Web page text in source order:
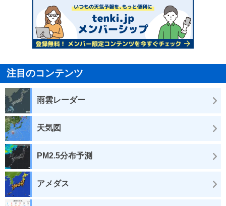
注目のコンテンツ
雨雲レーダー
天気図
PM2.5分布予測
アメダス